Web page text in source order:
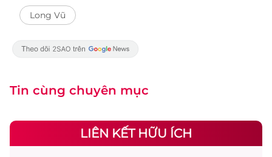
Long Vũ
Tin cùng chuyên mục
LIÊN KẾT HỮU ÍCH